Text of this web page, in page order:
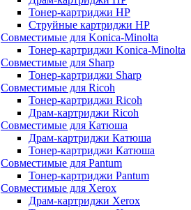
Тонер-картриджи HP
Струйные картриджи HP
Совместимые для Konica-Minolta
Тонер-картриджи Konica-Minolta
Совместимые для Sharp
Тонер-картриджи Sharp
Совместимые для Ricoh
Тонер-картриджи Ricoh
Драм-картриджи Ricoh
Совместимые для Катюша
Драм-картриджи Катюша
Тонер-картриджи Катюша
Совместимые для Pantum
Тонер-картриджи Pantum
Совместимые для Xerox
Драм-картриджи Xerox